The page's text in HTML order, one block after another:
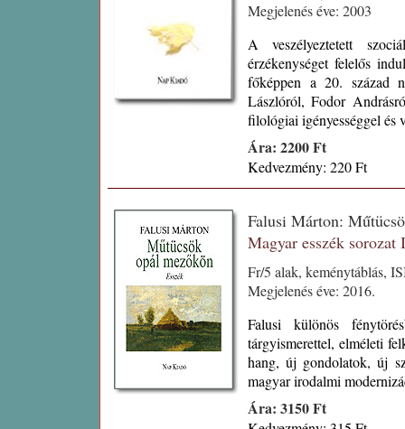
Megjelenés éve: 2003
A veszélyeztetett
érzékenységet felelős
főképpen a 20. század
Lászlóról, Fodor
filológiai igényességgel és
Ára: 2200 Ft
Kedvezmény: 220 Ft
Falusi Márton:
Magyar esszék sorozat
Fr/5 alak, keménytáblás,
Megjelenés éve: 2016.
Falusi különös
tárgyismerettel, elméleti
hang, új gondolatok, új
magyar irodalmi
Ára: 3150 Ft